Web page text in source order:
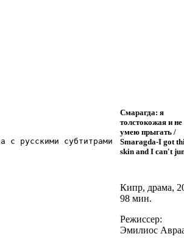
с русскими субтитрами
Смарагда: я
толстокожая и не
умею прыгать /
Smaragda-I got
skin and I can't
Кипр, драма,
98 мин.
Режиссер:
Эмилиос